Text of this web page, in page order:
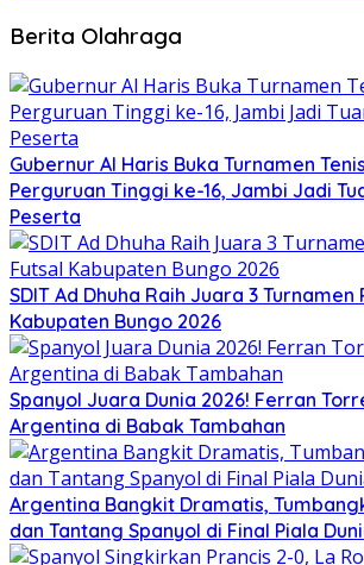
Berita Olahraga
Gubernur Al Haris Buka Turnamen
Perguruan Tinggi ke-16, Jambi Jadi
Peserta
SDIT Ad Dhuha Raih Juara 3 Turnamen
Kabupaten Bungo 2026
Spanyol Juara Dunia 2026! Ferran
Argentina di Babak Tambahan
Argentina Bangkit Dramatis,
dan Tantang Spanyol di Final Piala